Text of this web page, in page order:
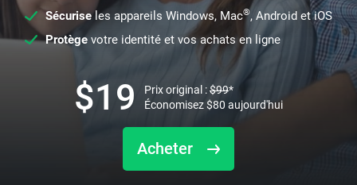
Sécuriseles appareils Windows, Mac®, Android et iOS
Protège votre identité et vos achats en ligne
Acheter
$19 Prix original :$99*
Économisez$80 aujourd'hui